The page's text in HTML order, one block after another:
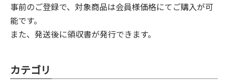
事前のご登録で、対象商品は会員様価格にてご購入が可
能です。
また、発送後に領収書が発行できます。
カテゴリ